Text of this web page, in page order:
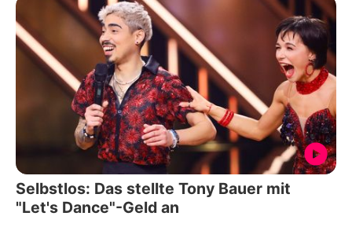
Selbstlos: Das stellte Tony Bauer mit
"Let's Dance"-Geld an